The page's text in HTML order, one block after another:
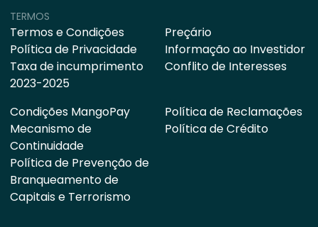
TERMOS
Termos e Condições
Política de Privacidade
Taxa de incumprimento
2023-2025
Preçário
Informação ao Investidor
Conflito de Interesses
Condições MangoPay
Mecanismo de
Continuidade
Política de Prevenção de
Branqueamento de
Capitais e Terrorismo
Política de Reclamações
Política de Crédito